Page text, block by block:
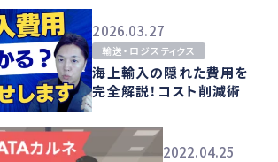
2026.03.27
輸送・ロジスティクス
海上輸入の隠れた費用を
完全解説！コスト削減術
2022.04.25